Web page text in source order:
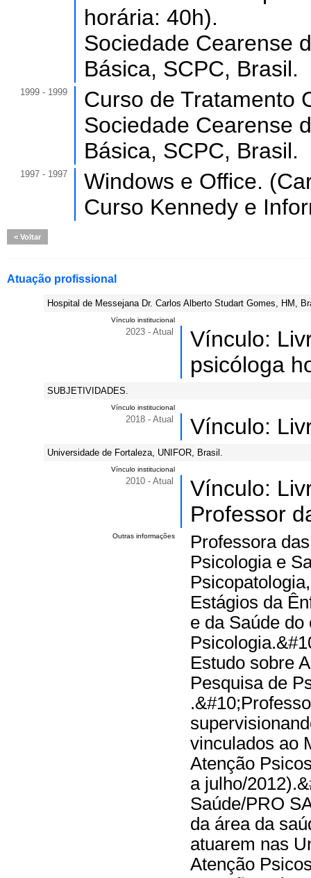
horária: 40h).
Sociedade Cearense
Básica, SCPC, Brasil.
1999 - 1999
Curso de Tratamento
Sociedade Cearense
Básica, SCPC, Brasil.
1997 - 1997
Windows e Office.
Curso Kennedy e
Voltar
Atuação profissional
Hospital de Messejana Dr. Carlos Alberto Studart Gomes, HM,
Vínculo institucional
2023 - Atual
Vínculo:
psicóloga
SUBJETIVIDADES.
Vínculo institucional
2018 - Atual Vínculo:
Universidade de Fortaleza, UNIFOR, Brasil.
Vínculo institucional
2010 - Atual
Vínculo:
Professor
Outras informações
Professora
Psicologia e
Estágios da
e da Saúde
Estudo sobre
Pesquisa de
vinculados ao
Atenção
a julho/
Saúde/PRO
da área da
atuarem nas
Atenção